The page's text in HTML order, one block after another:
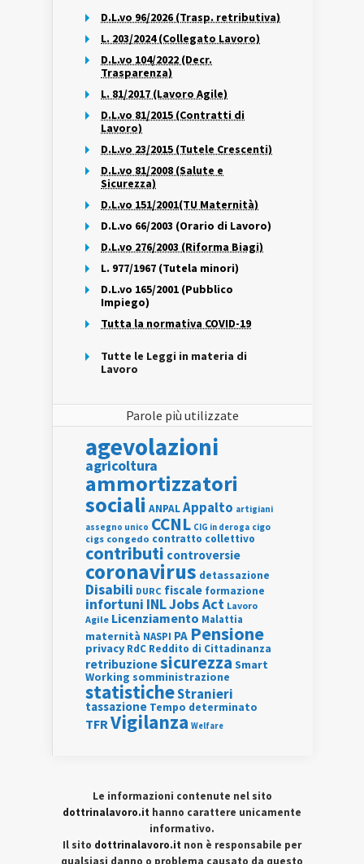
D.L.vo 96/2026 (Trasp. retributiva)
L. 203/2024 (Collegato Lavoro)
D.L.vo 104/2022 (Decr.
Trasparenza)
L. 81/2017 (Lavoro Agile)
D.L.vo 81/2015 (Contratti di
Lavoro)
D.L.vo 23/2015 (Tutele Crescenti)
D.L.vo 81/2008 (Salute e
Sicurezza)
D.L.vo 151/2001(TU Maternità)
D.L.vo 66/2003 (Orario di Lavoro)
D.L.vo 276/2003 (Riforma Biagi)
L. 977/1967 (Tutela minori)
D.L.vo 165/2001 (Pubblico
Impiego)
Tutta la normativa COVID-19
Tutte le Leggi in materia di
Lavoro
Parole più utilizzate
agevolazioni
agricoltura
ammortizzatori
sociali ANPALAppalto artigiani
assegno unico CCNL CIG in deroga cigo
cigs congedo contratto collettivo
contributi controversie
coronavirus detassazione
Disabili DURC fiscale formazione
infortuni INLJobs Act Lavoro
Agile Licenziamento Malattia
maternità NASPI PA Pensione
privacy RdC Reddito di Cittadinanza
retribuzionesicurezza Smart
Working somministrazione
statisticheStranieri
tassazione Tempo determinato
TFRVigilanza Welfare
Le informazioni contenute nel sito
dottrinalavoro.it hanno carattere unicamente
informativo.
Il sito dottrinalavoro.it non è responsabile per